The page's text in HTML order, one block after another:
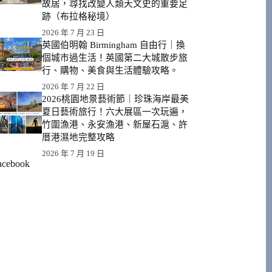
故居，尋找改變人類天文史的重要足
跡（布拉格秘境）
2026 年 7 月 23 日
英國伯明翰 Birmingham 自由行｜換
個城市過生活！英國第二大城散步旅
行、購物、美食與生活體驗攻略。
2026 年 7 月 22 日
2026桃園地景藝術節｜珍珠海岸最美
夏日藝術旅行！六大展區一次玩遍，
竹圍漁港、永安漁港、新屋石滬、許
厝港濕地完整攻略
2026 年 7 月 19 日